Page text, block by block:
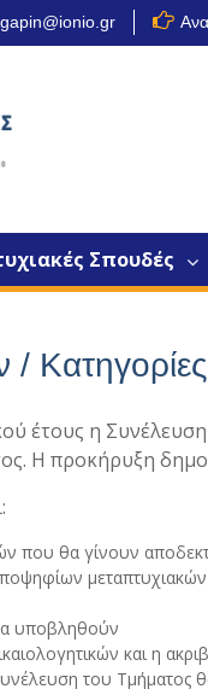
Σπουδές
έτους η
Η προκήρυξη
που θα γίνουν
υποβληθούν
και η
του Τμήματος